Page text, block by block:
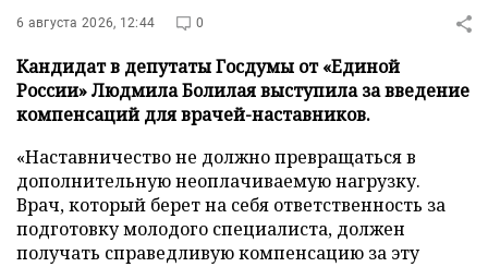
6 августа 2026, 12:44 0
Кандидат в депутаты Госдумы от «Единой
России» Людмила Болилая выступила за введение
компенсаций для врачей-наставников.
«Наставничество не должно превращаться в
дополнительную неоплачиваемую нагрузку.
Врач, который берет на себя ответственность за
подготовку молодого специалиста, должен
получать справедливую компенсацию за эту